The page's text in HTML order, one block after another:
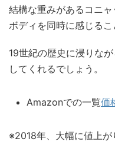
結構な重みがあるコニ
ボディを同時に感じるこ
19世紀の歴史に浸りな
してくれるでしょう。
Amazonでの一覧価
※2018年、大幅に値上が